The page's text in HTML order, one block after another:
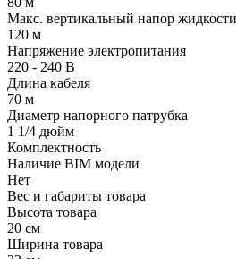
Макс. вертикальный напор жидкости
120 м
Напряжение электропитания
220 - 240 В
Длина кабеля
70 м
Диаметр напорного патрубка
1 1/4 дюйм
Комплектность
Наличие BIM модели
Нет
Вес и габариты товара
Высота товара
20 см
Ширина товара